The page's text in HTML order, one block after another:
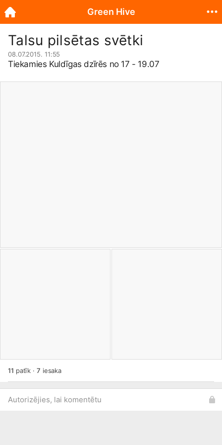
Talsu pilsētas svētki
08.07.2015. 11:55
Tiekamies Kuldīgas dzīrēs no 17 - 19.07
11 patīk · 7 iesaka
Autorizējies, lai komentētu
Green Hive